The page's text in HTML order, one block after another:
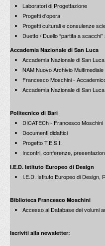
Laboratori di Progettazione
Progetti d'opera
Progetti culturali e consulenze
Duetto / Duello “partita a
Accademia Nazionale di San Luca
Accademia Nazionale di San Luca
NAM Nuovo Archivio Multimediale
Francesco Moschini -
Accademia Nazionale di San
Politecnico di Bari
DICATECh - Francesco Moschini
Documenti didattici
Progetto T.E.S.I.
Incontri, conferenze,
I.E.D. Istituto Europeo di Design
I.E.D. Istituto Europeo di Design,
Biblioteca Francesco Moschini
Accesso al Database dei volumi
Iscriviti alla newsletter: